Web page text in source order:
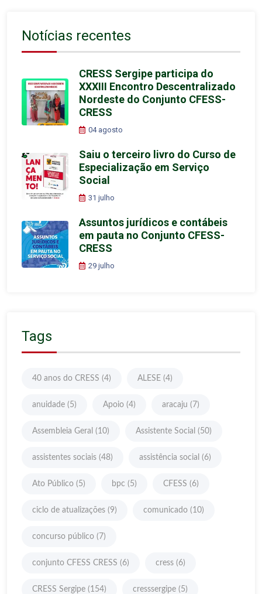
Notícias recentes
CRESS Sergipe participa do
XXXIII Encontro Descentralizado
Nordeste do Conjunto CFESS-
CRESS
04 agosto
Saiu o terceiro livro do Curso de
Especialização em Serviço
Social
31 julho
Assuntos jurídicos e contábeis
em pauta no Conjunto CFESS-
CRESS
29 julho
Tags
40 anos do CRESS (4) ALESE (4)
anuidade (5) Apoio (4) aracaju (7)
Assembleia Geral (10) Assistente Social (50)
assistentes sociais (48) assistência social (6)
Ato Público (5) bpc (5) CFESS (6)
ciclo de atualizações (9) comunicado (10)
concurso público (7)
conjunto CFESS CRESS (6) cress (6)
CRESS Sergipe (154) cresssergipe (5)